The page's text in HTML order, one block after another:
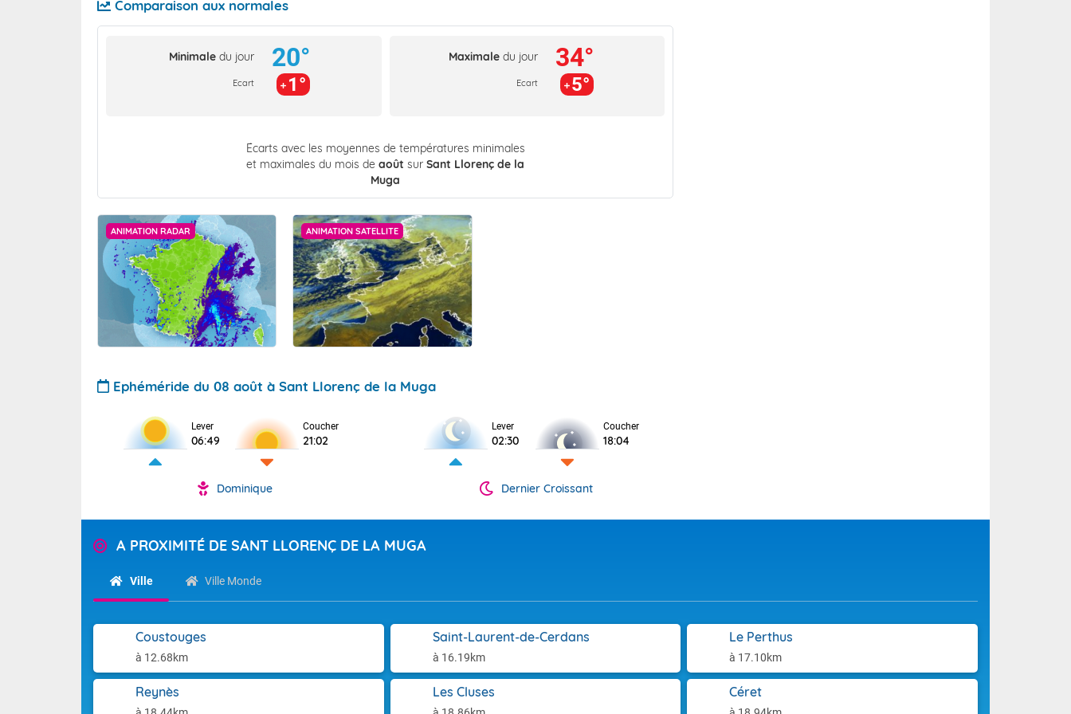
Comparaison aux normales
Minimale du jour
Ecart
20°
1°
Maximale du jour
Ecart
34°
5°
Écarts avec les moyennes de températures minimales
et maximales du mois deaoût surSant Llorenç de la
Muga
ANIMATION RADAR ANIMATION SATELLITE
Ephéméride du 08 août à Sant Llorenç de la Muga
Lever
06:49
Coucher
21:02
Dominique
Lever
02:30
Coucher
18:04
Dernier Croissant
A PROXIMITÉ DE SANT LLORENÇ DE LA MUGA
Ville Ville Monde
Coustouges
à 12.68km
Saint-Laurent-de-Cerdans
à 16.19km
Le Perthus
à 17.10km
Reynès Les Cluses Céret